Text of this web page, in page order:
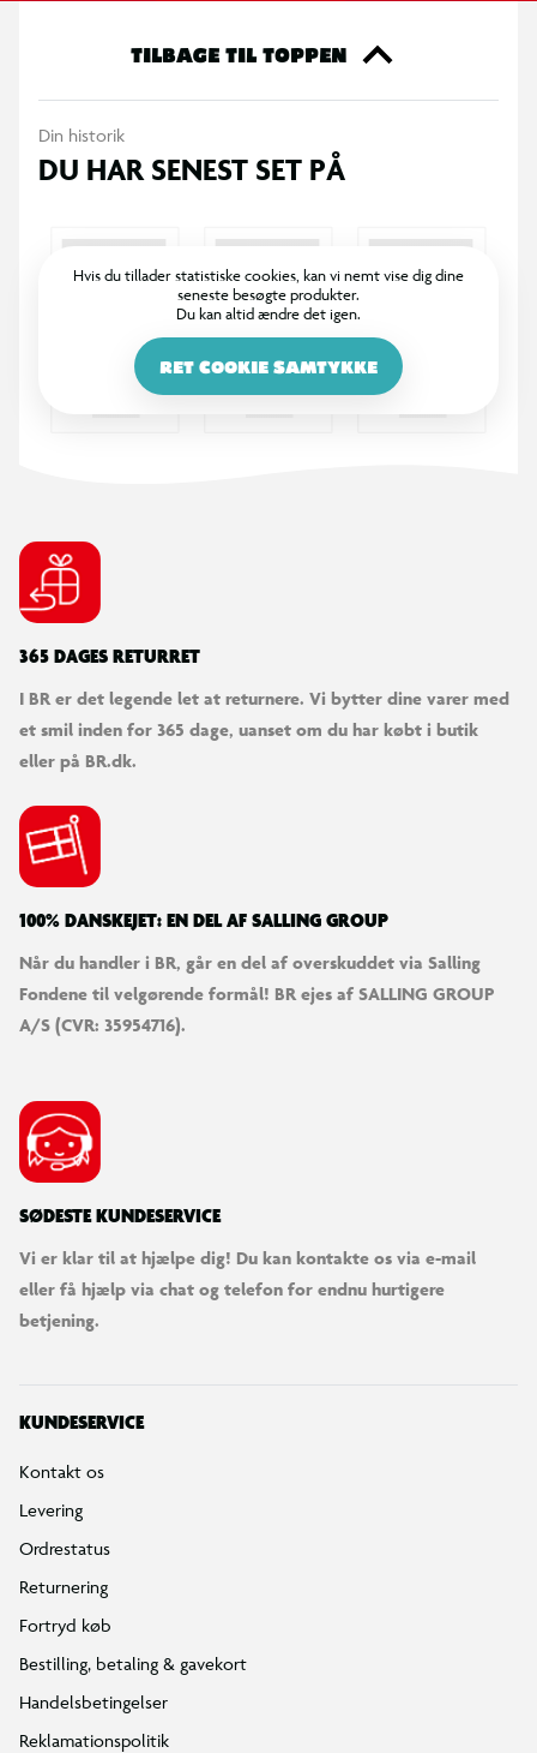
Toppen af køretøjet er åben og stor nok til at placere fire
figurer indeni.
bevæge sig ved kroppen og armene.
Ingen batterier kræves
TILBAGE TIL TOPPEN
Din historik
DU HAR SENEST SET PÅ
Hvis du tillader statistiske cookies, kan vi nemt vise dig dine
seneste besøgte produkter.
Du kan altid ændre det igen.
RET COOKIE SAMTYKKE
365 DAGES RETURRET
I BR er det legende let at returnere. Vi bytter dine varer med
et smil inden for 365 dage, uanset om du har købt i butik
eller på BR.dk.
100% DANSKEJET: EN DEL AF SALLING GROUP
Når du handler i BR, går en del af overskuddet via Salling
Fondene til velgørende formål! BR ejes af SALLING GROUP
A/S (CVR: 35954716).
SØDESTE KUNDESERVICE
Vi er klar til at hjælpe dig! Du kan kontakte os via e-mail
eller få hjælp via chat og telefon for endnu hurtigere
betjening.
KUNDESERVICE
Kontakt os
Levering
Ordrestatus
Returnering
Fortryd køb
Bestilling, betaling & gavekort
Handelsbetingelser
Reklamationspolitik